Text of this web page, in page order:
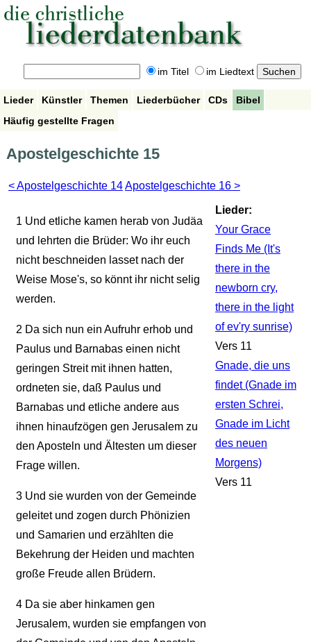
im Titel im Liedtext
Lieder Künstler Themen Liederbücher CDs
Bibel
Häufig gestellte Fragen
Apostelgeschichte 15
< Apostelgeschichte 14Apostelgeschichte 16 >
1 Und etliche kamen herab von Judäa
und lehrten die Brüder: Wo ihr euch
nicht beschneiden lasset nach der
Weise Mose's, so könnt ihr nicht selig
werden.
2 Da sich nun ein Aufruhr erhob und
Paulus und Barnabas einen nicht
geringen Streit mit ihnen hatten,
ordneten sie, daß Paulus und
Barnabas und etliche andere aus
ihnen hinaufzögen gen Jerusalem zu
den Aposteln und Ältesten um dieser
Frage willen.
3Und sie wurden von der Gemeinde
geleitet und zogen durch Phönizien
und Samarien und erzählten die
Bekehrung der Heiden und machten
große Freude allen Brüdern.
4Da sie aber hinkamen gen
Jerusalem, wurden sie empfangen von
Lieder:
Your Grace
Finds Me (It's
there in the
newborn cry,
there in the light
of ev'ry sunrise)
Vers 11
Gnade, die uns
findet (Gnade im
ersten Schrei,
Gnade im Licht
des neuen
Morgens)
Vers 11